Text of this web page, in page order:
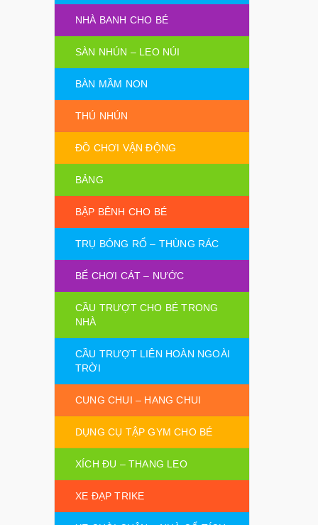
NHÀ BANH CHO BÉ
SÀN NHÚN – LEO NÚI
BÀN MẦM NON
THÚ NHÚN
ĐỒ CHƠI VẬN ĐỘNG
BẢNG
BẬP BÊNH CHO BÉ
TRỤ BÓNG RỔ – THÙNG RÁC
BỂ CHƠI CÁT – NƯỚC
CẦU TRƯỢT CHO BÉ TRONG
NHÀ
CẦU TRƯỢT LIÊN HOÀN NGOÀI
TRỜI
CUNG CHUI – HANG CHUI
DỤNG CỤ TẬP GYM CHO BÉ
XÍCH ĐU – THANG LEO
XE ĐẠP TRIKE